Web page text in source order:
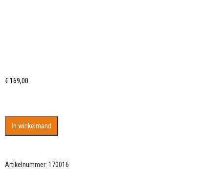
€169,00
Jaspis
In winkelmand
Artikelnummer: 170016